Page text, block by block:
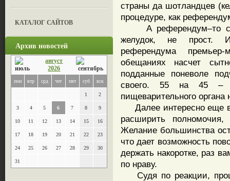
КАТАЛОГ САЙТОВ
Архив новостей
август
2026
пон втр срд чет пят суб вск
1 2
3 4 5 6 7 8 9
10 11 12 13 14 15 16
17 18 19 20 21 22 23
24 25 26 27 28 29 30
31
страны да шотландцев
процедуре, как
А референдум–то
желудок, не прост.
референдума
обещаниях насчет
подданные поневоле
своего. 55 на 45 –
пищеварительного
Далее интересно еще
расширить
Желание большинства
что дает возможность
держать накоротке, раз
по нраву.
Судя по реакции,